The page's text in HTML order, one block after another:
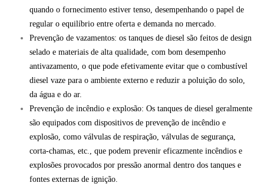
quando o fornecimento estiver tenso, desempenhando o papel de
regular o equilíbrio entre oferta e demanda no mercado.
Prevenção de vazamentos: os tanques de diesel são feitos de design
selado e materiais de alta qualidade, com bom desempenho
antivazamento, o que pode efetivamente evitar que o combustível
diesel vaze para o ambiente externo e reduzir a poluição do solo,
da água e do ar.
Prevenção de incêndio e explosão: Os tanques de diesel geralmente
são equipados com dispositivos de prevenção de incêndio e
explosão, como válvulas de respiração, válvulas de segurança,
corta-chamas, etc., que podem prevenir eficazmente incêndios e
explosões provocados por pressão anormal dentro dos tanques e
fontes externas de ignição.